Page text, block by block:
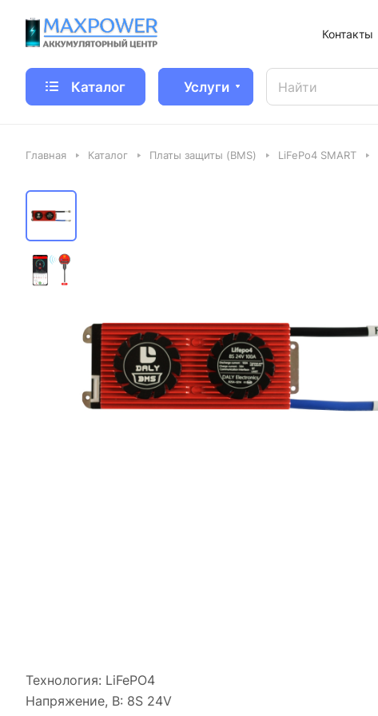
Контакты
Каталог Услуги
Главная Каталог Платы защиты (BMS) LiFePo4 SMART
Технология: LiFePO4
Напряжение, В: 8S 24V